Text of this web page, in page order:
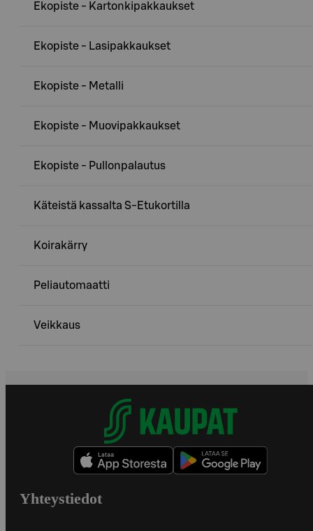
Ekopiste - Kartonkipakkaukset
Ekopiste - Lasipakkaukset
Ekopiste - Metalli
Ekopiste - Muovipakkaukset
Ekopiste - Pullonpalautus
Käteistä kassalta S-Etukortilla
Koirakärry
Peliautomaatti
Veikkaus
Yhteystiedot